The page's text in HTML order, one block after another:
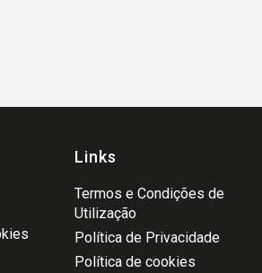
Links
Termos e Condições de
Utilização
Política de Privacidade
Política de cookies